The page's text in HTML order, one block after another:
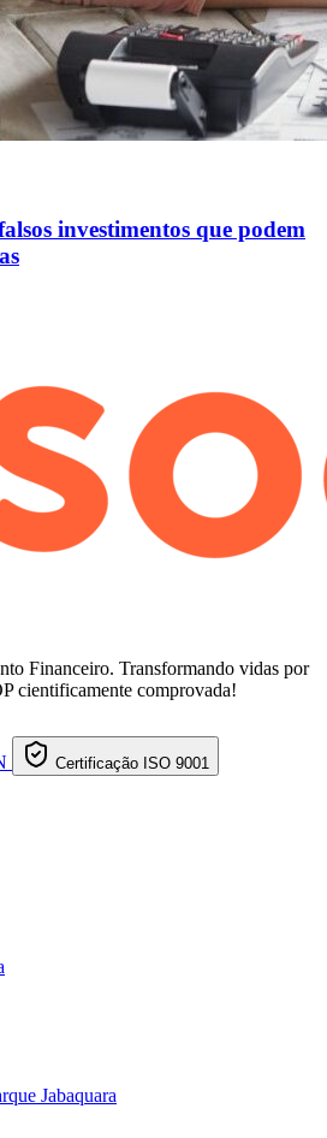
investimentos que podem
Financeiro. Transformando vidas por
cientificamente comprovada!
Certificação ISO 9001
Jabaquara